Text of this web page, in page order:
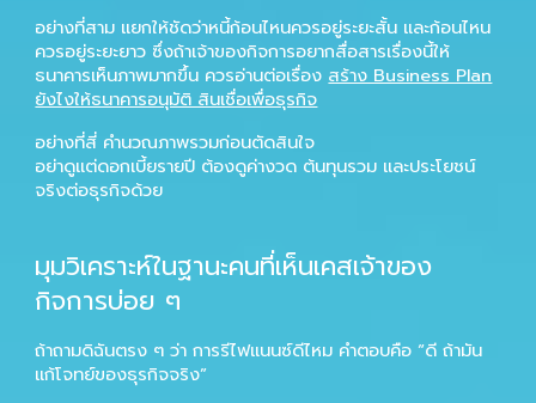
อย่างที่สาม แยกให้ชัดว่าหนี้ก้อนไหนควรอยู่ระยะสั้น และก้อนไหน
ควรอยู่ระยะยาว ซึ่งถ้าเจ้าของกิจการอยากสื่อสารเรื่องนี้ให้
ธนาคารเห็นภาพมากขึ้น ควรอ่านต่อเรื่อง สร้าง Business Plan
ยังไงให้ธนาคารอนุมัติ สินเชื่อเพื่อธุรกิจ
อย่างที่สี่ คำนวณภาพรวมก่อนตัดสินใจ
อย่าดูแต่ดอกเบี้ยรายปี ต้องดูค่างวด ต้นทุนรวม และประโยชน์
จริงต่อธุรกิจด้วย
มุมวิเคราะห์ในฐานะคนที่เห็นเคสเจ้าของ
กิจการบ่อย ๆ
ถ้าถามดิฉันตรง ๆ ว่า การรีไฟแนนซ์ดีไหม คำตอบคือ “ดี ถ้ามัน
แก้โจทย์ของธุรกิจจริง”